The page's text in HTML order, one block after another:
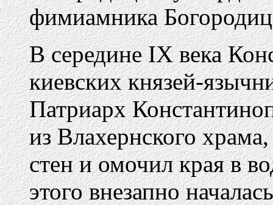
фимиамника
В середине IХ века
киевских князей-
Патриарх
из Влахернского
стен и омочил края в
этого внезапно